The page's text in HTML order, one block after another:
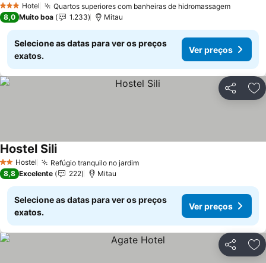
3 EstrelasHotel Quartos superiores com banheiras de hidromassagemVer
8,0 Muito boa 1.233 Mitau
Selecione as datas para ver os preços
exatos.
Ver preços
Partilhar
2 Estrelas
Hostel Refúgio tranquilo no jardimVer preços
Hostel SiliVer preços
8,8 Excelente 222 Mitau
Selecione as datas para ver os preços
exatos.
Ver preços
Partilhar